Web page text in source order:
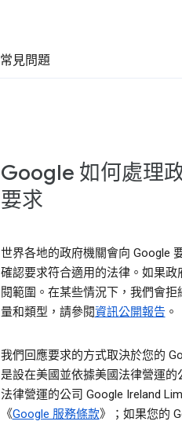
常見問題
Google 如何處理
要求
世界各地的政府機關會向 Google
確認要求符合適用的法律。如果
閱範圍。在某些情況下，我們會
量和類型，請參閱資訊公開報告。
我們回應要求的方式取決於您的
是設在美國並依據美國法律營運
法律營運的公司 Google Ireland
《Google 服務條款》；如果您的